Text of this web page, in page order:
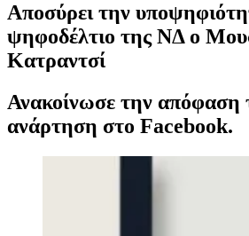
Αποσύρει την
ψηφοδέλτιο της ΝΔ ο
Κατραντσί
Ανακοίνωσε την απόφαση
ανάρτηση στο Facebook.